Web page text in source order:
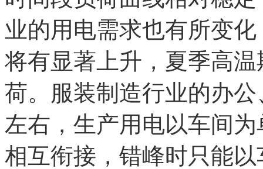
业的用电需求也有所变
将有显著上升，夏季高
荷。服装制造行业的办
左右，生产用电以车间
相互衔接，错峰时只能